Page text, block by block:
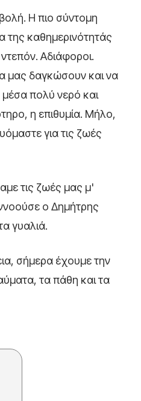
Η πιο σύντομη
της καθημερινότητάς
Αδιάφοροι.
μας δαγκώσουν και να
μέσα πολύ νερό και
η επιθυμία. Μήλο,
για τις ζωές
τις ζωές μας μ'
ο Δημήτρης
γυαλιά.
σήμερα έχουμε την
τα πάθη και τα